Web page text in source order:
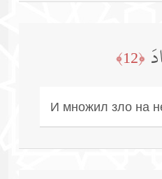
﴿12﴾
И множил зло на